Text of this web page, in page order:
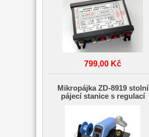
799,00 Kč
Mikropájka ZD-8919 stolní
pájecí stanice s regulací